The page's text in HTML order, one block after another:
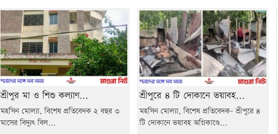
শ্রীপুর মা ও শিশু কল্যাণ...
মহসিন মোল্যা, বিশেষ প্রতিবেদক ২ বছর ৩
মাসের বিদ্যুৎ বিল...
শ্রীপুরে ৪ টি দোকানে ভয়াবহ...
মহসিন মোল্যা, বিশেষ প্রতিবেদক- শ্রীপুরে ৪
টি দোকানে ভয়াবহ অগ্নিকাণ্ডে...